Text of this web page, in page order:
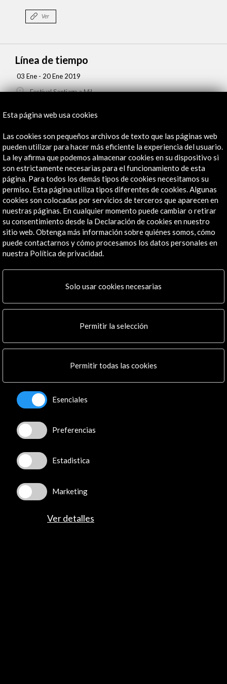
Ver
Línea de tiempo
03 Ene - 20 Ene 2019
Festival Santiago a Mil
Recibe las últimas NOVEDADES
Suscríbete a nuestro boletín digital Ver último boletín
AC/E
Contacta
info@accioncultural.es
+34 91 700 4000
José Abascal, 4 - 4º
28003 Madrid, España
Canales de contacto
Explora
Institucional
Actividades
Programa PICE
Residencias
Multimedia
Esta página web usa cookies
Las cookies son pequeños archivos de texto que las páginas web
pueden utilizar para hacer más eficiente la experiencia del usuario.
La ley afirma que podemos almacenar cookies en su dispositivo si
son estrictamente necesarias para el funcionamiento de esta
página. Para todos los demás tipos de cookies necesitamos su
permiso. Esta página utiliza tipos diferentes de cookies. Algunas
cookies son colocadas por servicios de terceros que aparecen en
nuestras páginas. En cualquier momento puede cambiar o retirar
su consentimiento desde la Declaración de cookies en nuestro
sitio web. Obtenga más información sobre quiénes somos, cómo
puede contactarnos y cómo procesamos los datos personales en
nuestra Política de privacidad.
Solo usar cookies necesarias
Permitir la selección
Permitir todas las cookies
Esenciales
Preferencias
Estadistica
Marketing
Ver detalles